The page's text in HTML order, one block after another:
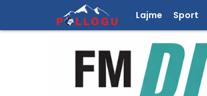
Lajme Sport